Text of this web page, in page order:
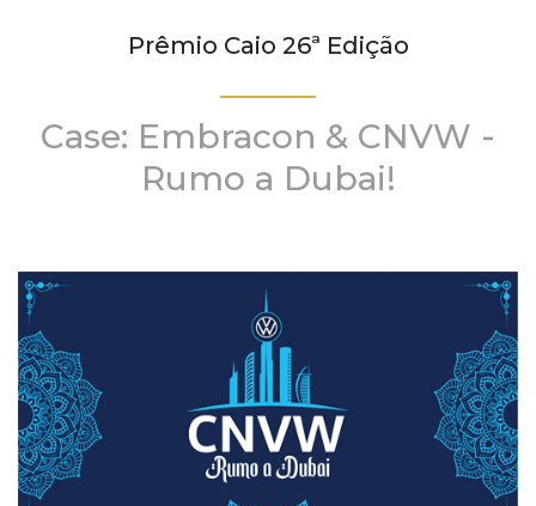
Prêmio Caio 26ª Edição
Case: Embracon & CNVW -
Rumo a Dubai!